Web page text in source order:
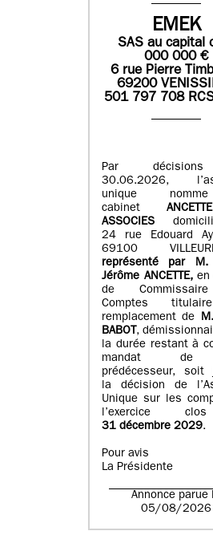
EMEK
SASau capital
000 000€
6 rue Pierre
69200
501 797 708 RCS
Par
30.06.2026,
unique
cabinet
ASSOCIES
24 rue Edouard
69100
représenté par M.
Jérôme ANCETTE, en
de
Comptes
remplacement de M.
BABOT,
la durée restant à
mandat de
prédécesseur, soit
la décision de
Unique sur les
l’exercice
31 décembre 2029.
Pour avis
La Présidente
Annonce parue
05/08/2026